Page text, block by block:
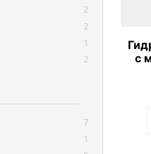
2
2
1
2
7
1
с